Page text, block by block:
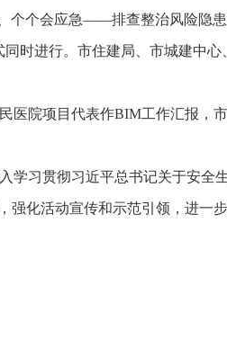
个个会应急——排查整治风险隐
时进行。市住建局、市城建中
医院项目代表作BIM工作汇报，
习贯彻习近平总书记关于安全
化活动宣传和示范引领，进一